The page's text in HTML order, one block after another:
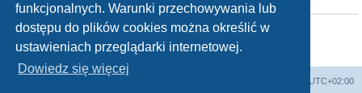
funkcjonalnych. Warunki przechowywania lub
dostępu do plików cookies można określić w
ustawieniach przeglądarki internetowej.
Dowiedz się więcej
TWOJE UPRAWNIENIA NA TYM FORUM
Nie możesz
tworzyć nowych tematów
Nie możeszodpowiadać w tematach
Nie możeszzmieniać swoich postów
usuwać swoich postów
UTC+02:00